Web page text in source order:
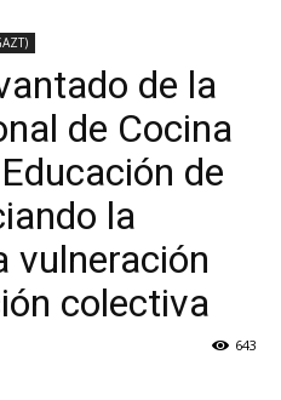
de la
de Cocina
de
la
vulneración
colectiva
643